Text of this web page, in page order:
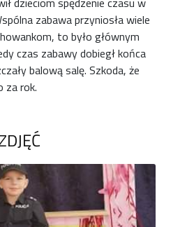
zabawa przyniosła wiele
to było głównym
czas zabawy dobiegł końca
balową salę. Szkoda, że
za rok.